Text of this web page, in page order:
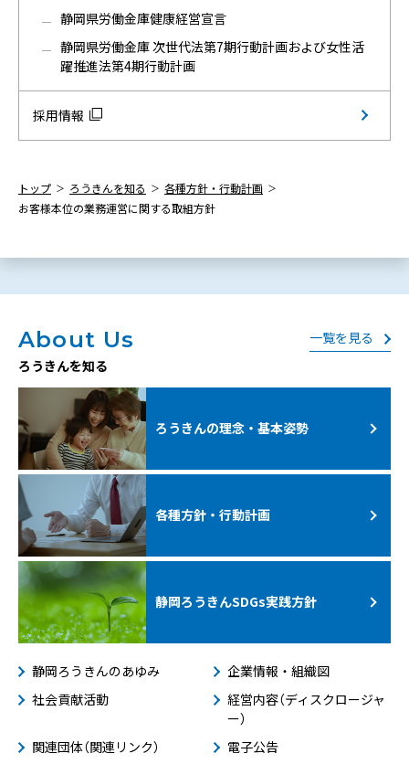
静岡県労働金庫健康経営宣言
静岡県労働金庫 次世代法第7期行動計画および女性活
躍推進法第4期行動計画
採用情報
トップ ろうきんを知る
各種方針・行動計画
お客様本位の業務運営に関する取組方針
About Us
ろうきんを知る
一覧を見る
ろうきんの理念・基本姿勢
各種方針・行動計画
静岡ろうきんSDGs実践方針
静岡ろうきんのあゆみ
企業情報・組織図
社会貢献活動
経営内容（ディスクロージャ
ー）
関連団体（関連リンク）
電子公告